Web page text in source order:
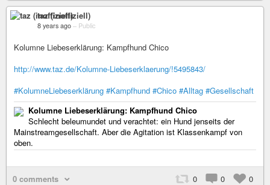
taz (inoffiziell)
8 years ago – Public
Kolumne Liebeserklärung: Kampfhund Chico
http://www.taz.de/Kolumne-Liebeserklaerung/!5495843/
#KolumneLiebeserklärung #Kampfhund #Chico #Alltag #Gesellschaft
Kolumne Liebeserklärung: Kampfhund Chico
Schlecht beleumundet und verachtet: ein Hund jenseits der
Mainstreamgesellschaft. Aber die Agitation ist Klassenkampf von
oben.
0 comments 0 0 0